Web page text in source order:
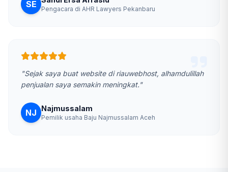
SE Pengacara di AHR Lawyers Pekanbaru
"Sejak saya buat website di riauwebhost, alhamdulillah
penjualan saya semakin meningkat."
NJ Najmussalam
Pemilik usaha Baju Najmussalam Aceh